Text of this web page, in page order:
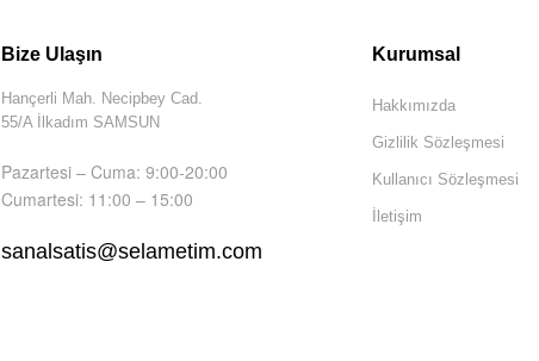
Bize Ulaşın
Hançerli Mah. Necipbey Cad.
55/A İlkadım SAMSUN
Pazartesi – Cuma: 9:00-20:00
Cumartesi: 11:00 – 15:00
sanalsatis@selametim.com
Kurumsal
Hakkımızda
Gizlilik Sözleşmesi
Kullanıcı Sözleşmesi
İletişim